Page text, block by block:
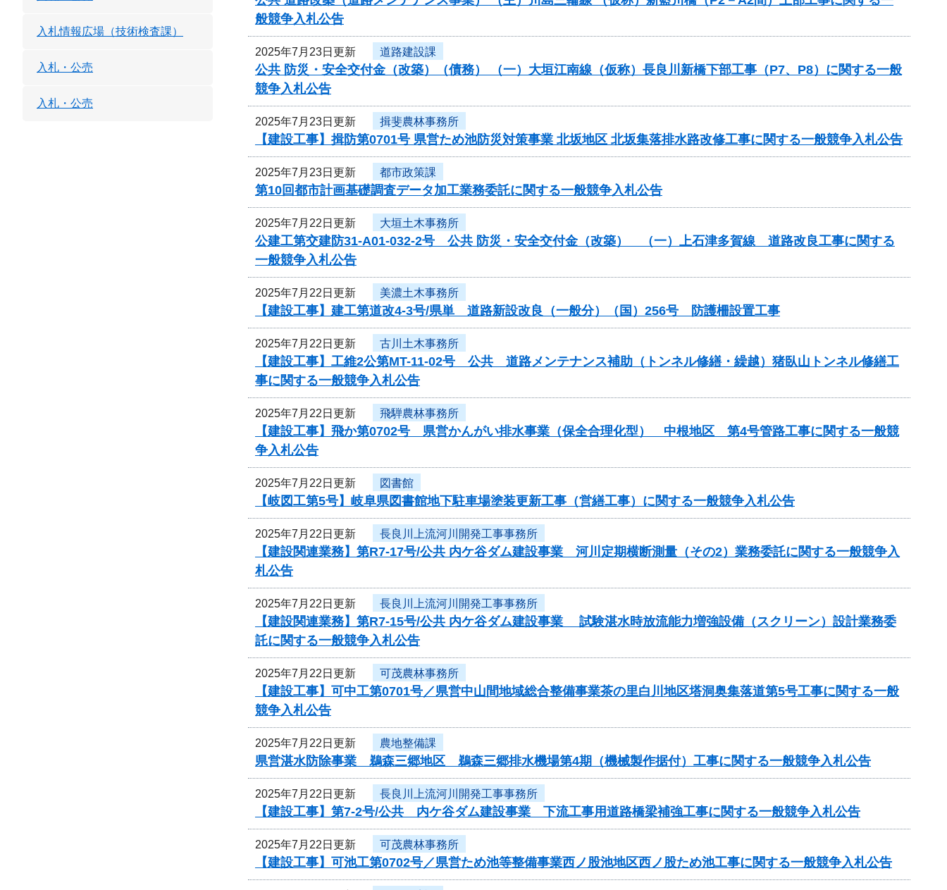
般競争入札公告
2025年7月23日更新 道路建設課
公共 防災・安全交付金（改築）（債務） （一）大垣江南線（仮称）長良川新橋下部工事（P7、P8）に関する一般
競争入札公告
2025年7月23日更新 揖斐農林事務所
【建設工事】揖防第0701号 県営ため池防災対策事業 北坂地区 北坂集落排水路改修工事に関する一般競争入札公告
2025年7月23日更新 都市政策課
第10回都市計画基礎調査データ加工業務委託に関する一般競争入札公告
2025年7月22日更新 大垣土木事務所
公建工第交建防31-A01-032-2号 公共 防災・安全交付金（改築） （一）上石津多賀線 道路改良工事に関する
一般競争入札公告
2025年7月22日更新 美濃土木事務所
【建設工事】建工第道改4-3号/県単 道路新設改良（一般分）（国）256号 防護柵設置工事
2025年7月22日更新 古川土木事務所
【建設工事】工維2公第MT-11-02号 公共 道路メンテナンス補助（トンネル修繕・繰越）猪臥山トンネル修繕工
事に関する一般競争入札公告
2025年7月22日更新 飛騨農林事務所
【建設工事】飛か第0702号 県営かんがい排水事業（保全合理化型） 中根地区 第4号管路工事に関する一般競
争入札公告
2025年7月22日更新 図書館
【岐図工第5号】岐阜県図書館地下駐車場塗装更新工事（営繕工事）に関する一般競争入札公告
2025年7月22日更新 長良川上流河川開発工事事務所
【建設関連業務】第R7-17号/公共 内ケ谷ダム建設事業 河川定期横断測量（その2）業務委託に関する一般競争入
札公告
2025年7月22日更新 長良川上流河川開発工事事務所
【建設関連業務】第R7-15号/公共 内ケ谷ダム建設事業 試験湛水時放流能力増強設備（スクリーン）設計業務委
託に関する一般競争入札公告
2025年7月22日更新 可茂農林事務所
【建設工事】可中工第0701号／県営中山間地域総合整備事業茶の里白川地区塔洞奥集落道第5号工事に関する一般
競争入札公告
2025年7月22日更新 農地整備課
県営湛水防除事業 鵜森三郷地区 鵜森三郷排水機場第4期（機械製作据付）工事に関する一般競争入札公告
2025年7月22日更新 長良川上流河川開発工事事務所
【建設工事】第7-2号/公共 内ケ谷ダム建設事業 下流工事用道路橋梁補強工事に関する一般競争入札公告
2025年7月22日更新 可茂農林事務所
【建設工事】可池工第0702号／県営ため池等整備事業西ノ股池地区西ノ股ため池工事に関する一般競争入札公告
入札情報広場（技術検査課）
入札・公売
入札・公売